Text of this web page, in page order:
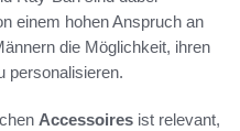
einem hohen Anspruch an
die Möglichkeit, ihren
personalisieren.
Accessoires ist relevant,